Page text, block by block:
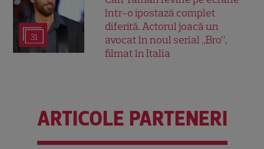
31
într-o ipostază complet
diferită. Actorul joacă un
avocat în noul serial „Bro”,
filmat în Italia
ARTICOLE PARTENERI